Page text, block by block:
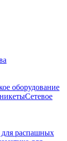
оборудование
Сетевое
распашных